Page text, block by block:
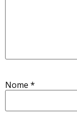
Nome *